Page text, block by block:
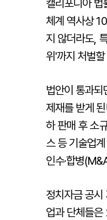
캘리포니아
체계 역사상
지 않더라도,
위'까지 처벌
법안이 통과
제재를 받게
하 판매 후 소
스 등 기술업
인수·합병
정치자금 공시
업과 단체들